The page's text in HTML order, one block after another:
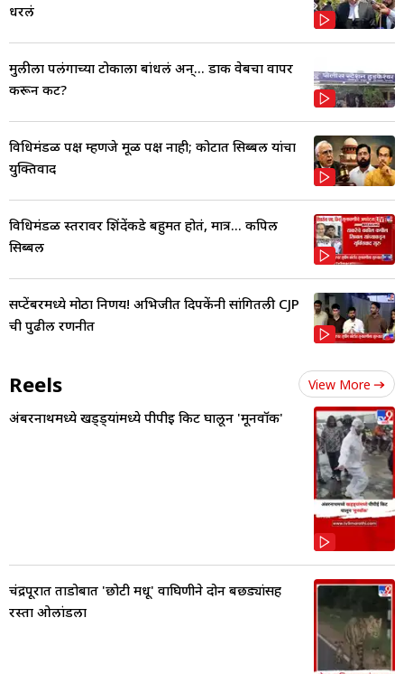
धरलं
मुलीला पलंगाच्या टोकाला बांधलं अन्... डार्क वेबचा वापर
करून कट?
विधिमंडळ पक्ष म्हणजे मूळ पक्ष नाही; कोर्टात सिब्बल यांचा
युक्तिवाद
विधिमंडळ स्तरावर शिंदेंकडे बहुमत होतं, मात्र... कपिल
सिब्बल
सप्टेंबरमध्ये मोठा निर्णय! अभिजीत दिपकेंनी सांगितली CJP
ची पुढील रणनीत
Reels View More
अंबरनाथमध्ये खड्ड्यांमध्ये पीपीई किट घालून 'मूनवॉक'
चंद्रपूरात ताडोबात 'छोटी मधू' वाघिणीने दोन बछड्यांसह
रस्ता ओलांडला